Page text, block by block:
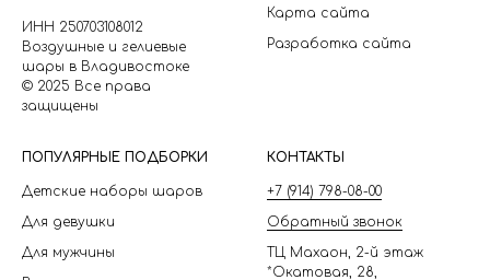
ИНН 250703108012
Воздушные и гелиевые
шары в Владивостоке
© 2025 Все права
защищены
Карта сайта
Разработка сайта
ПОПУЛЯРНЫЕ ПОДБОРКИ
Детские наборы шаров
Для девушки
Для мужчины
КОНТАКТЫ
+7 (914) 798-08-00
Обратный звонок
ТЦ Махаон, 2-й этаж
*Окатовая, 28,